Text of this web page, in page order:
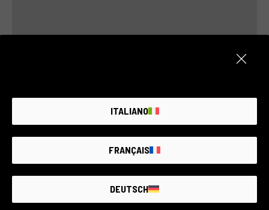
DER GRÖSSTE MARKT FÜR
GEBRAUCHTEFOTOGERÄTE MIT
ITALIANO
FRANÇAIS
DEUTSCH